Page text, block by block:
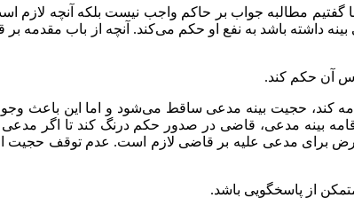
مطالبه جواب بر حاکم واجب نیست بلکه آنچه لازم
داشته باشد به نفع او حکم می‌کند. آنچه از باب مقدمه
آن حکم کند.
کند، حجیت بینه مدعی ساقط می‌شود و اما این باعث
مدعی، قاضی در صدور حکم درنگ کند تا اگر مدعی
برای مدعی علیه بر قاضی لازم است. عدم توقف حجیت
از پاسخگویی باشد.